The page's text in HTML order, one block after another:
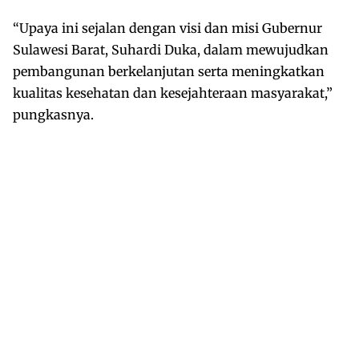
“Upaya ini sejalan dengan visi dan misi Gubernur
Sulawesi Barat, Suhardi Duka, dalam mewujudkan
pembangunan berkelanjutan serta meningkatkan
kualitas kesehatan dan kesejahteraan masyarakat,”
pungkasnya.